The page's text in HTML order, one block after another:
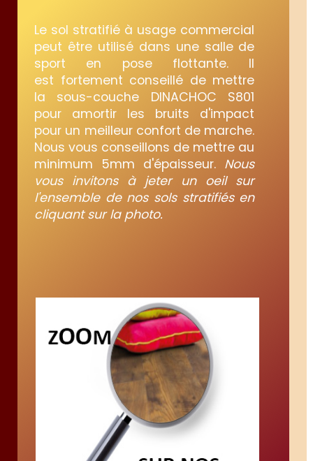
Le sol stratifié à usage commercial
peut être utilisé dans une salle de
sport en pose flottante. Il
est fortement conseillé de mettre
la sous-couche DINACHOC S801
pour amortir les bruits d'impact
pour un meilleur confort de marche.
Nous vous conseillons de mettre au
minimum 5mm d'épaisseur. Nous
vous invitons à jeter un oeil sur
l'ensemble de nos sols stratifiés en
cliquant sur la photo.